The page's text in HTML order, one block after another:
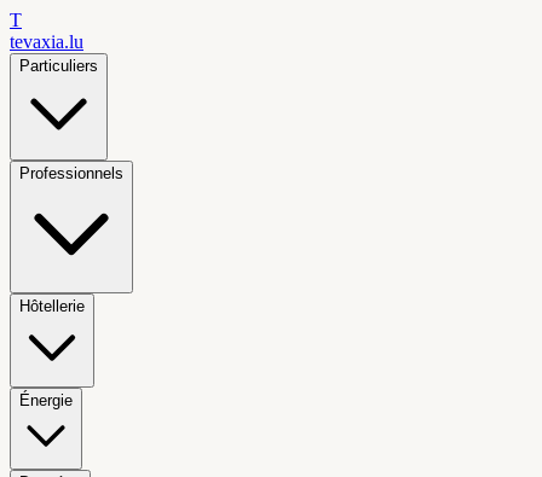
T
tevaxia.lu
Particuliers
Professionnels
Hôtellerie
Énergie